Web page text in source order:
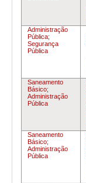
Administração
Pública;
Segurança
Pública
Saneamento
Básico;
Administração
Pública
Saneamento
Básico;
Administração
Pública